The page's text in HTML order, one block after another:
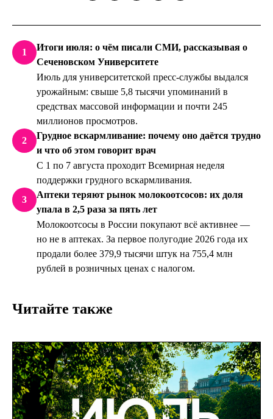
1
Итоги июля: о чём писали СМИ, рассказывая о
Сеченовском Университете
Июль для университетской пресс-службы выдался
урожайным: свыше 5,8 тысячи упоминаний в
средствах массовой информации и почти 245
миллионов просмотров.
2
Грудное вскармливание: почему оно даётся трудно
и что об этом говорит врач
С 1 по 7 августа проходит Всемирная неделя
поддержки грудного вскармливания.
3
Аптеки теряют рынок молокоотсосов: их доля
упала в 2,5 раза за пять лет
Молокоотсосы в России покупают всё активнее —
но не в аптеках. За первое полугодие 2026 года их
продали более 379,9 тысячи штук на 755,4 млн
рублей в розничных ценах с налогом.
Читайте также